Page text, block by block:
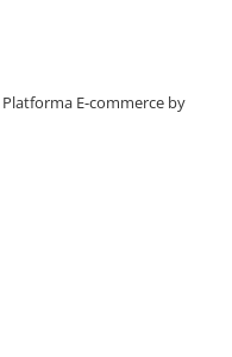
Platforma E-commerce by